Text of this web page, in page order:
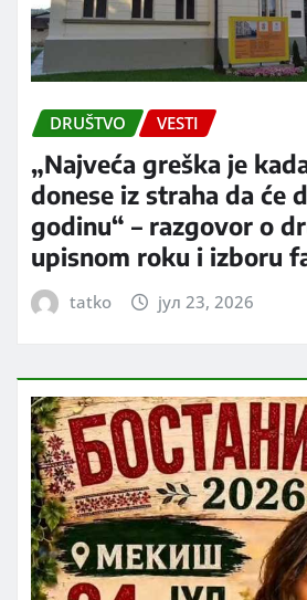
DRUŠTVO VESTI
„Najveća greška je
donese iz straha da će
godinu“ – razgovor o
upisnom roku i izboru
tatko јул 23, 2026